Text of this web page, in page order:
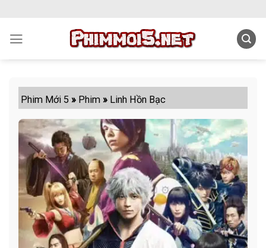
content
Phim Mới 5 » Phim » Linh Hồn Bạc